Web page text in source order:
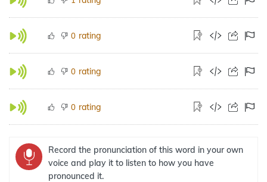
0 rating
0 rating
0 rating
Record the pronunciation of this word in your own
voice and play it to listen to how you have
pronounced it.